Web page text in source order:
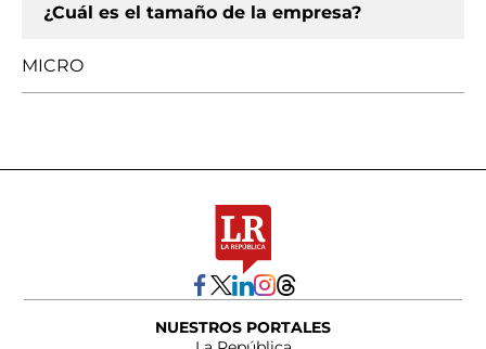
¿Cuál es el tamaño de la empresa?
MICRO
NUESTROS PORTALES